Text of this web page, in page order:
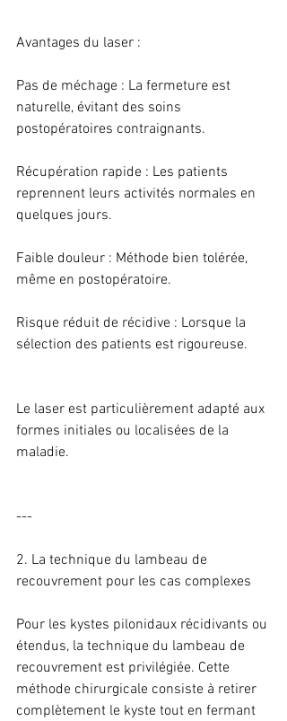
Avantages du laser :
Pas de méchage : La fermeture est
naturelle, évitant des soins
postopératoires contraignants.
Récupération rapide : Les patients
reprennent leurs activités normales en
quelques jours.
Faible douleur : Méthode bien tolérée,
même en postopératoire.
Risque réduit de récidive : Lorsque la
sélection des patients est rigoureuse.
Le laser est particulièrement adapté aux
formes initiales ou localisées de la
maladie.
---
2. La technique du lambeau de
recouvrement pour les cas complexes
Pour les kystes pilonidaux récidivants ou
étendus, la technique du lambeau de
recouvrement est privilégiée. Cette
méthode chirurgicale consiste à retirer
complètement le kyste tout en fermant